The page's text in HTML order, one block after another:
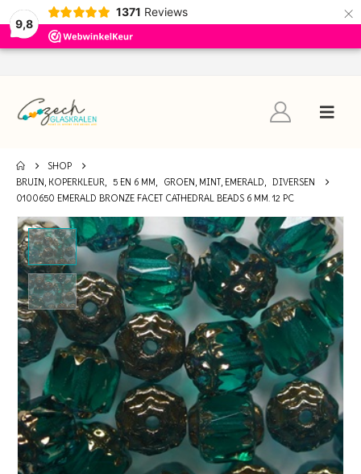
9,8
1371 Reviews ×
SHOP
BRUIN, KOPERKLEUR, 5 EN 6 MM, GROEN, MINT, EMERALD, DIVERSEN
0100650 EMERALD BRONZE FACET CATHEDRAL BEADS 6 MM. 12 PC